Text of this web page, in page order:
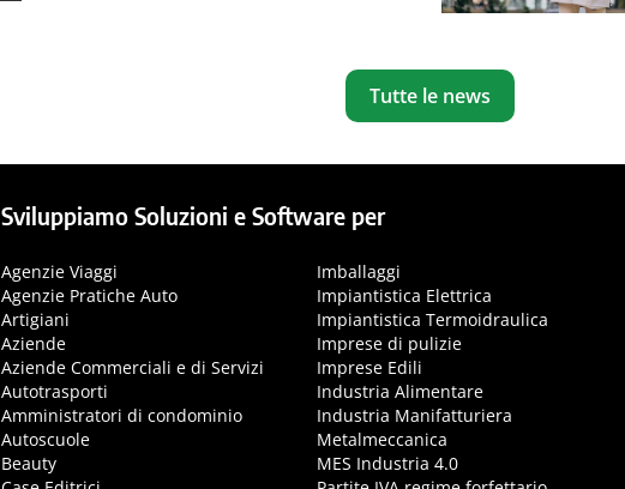
Tutte le news
Sviluppiamo Soluzioni e Software per
Agenzie Viaggi
Agenzie Pratiche Auto
Artigiani
Aziende
Aziende Commerciali e di Servizi
Autotrasporti
Amministratori di condominio
Autoscuole
Beauty
Imballaggi
Impiantistica Elettrica
Impiantistica Termoidraulica
Imprese di pulizie
Imprese Edili
Industria Alimentare
Industria Manifatturiera
Metalmeccanica
MES Industria 4.0